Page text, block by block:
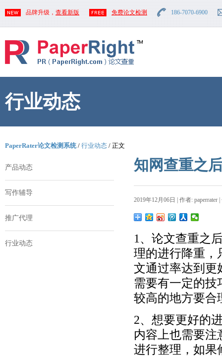
品牌升级， 查看新版 免费论文检测 186-7070-6900
行业动态
PaperRater论文检测系统/ 行业动态 / 正文
产品动态
写作辅导
推广代理
行业动态
知网查重之
2019年12月06日 | 作者: paperrater
1 、论文查重之
理的进行降重，
文通过率达到更
需要有一定的技
较高的地方要合
2、想要更好的
内容上也需要
进行整理，如果